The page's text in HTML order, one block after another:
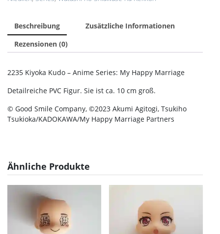
Beschreibung
Zusätzliche Informationen
Rezensionen (0)
2235 Kiyoka Kudo – Anime Series: My Happy Marriage
Detailreiche PVC Figur. Sie ist ca. 10 cm groß.
© Good Smile Company, ©2023 Akumi Agitogi, Tsukiho
Tsukioka/KADOKAWA/My Happy Marriage Partners
Ähnliche Produkte